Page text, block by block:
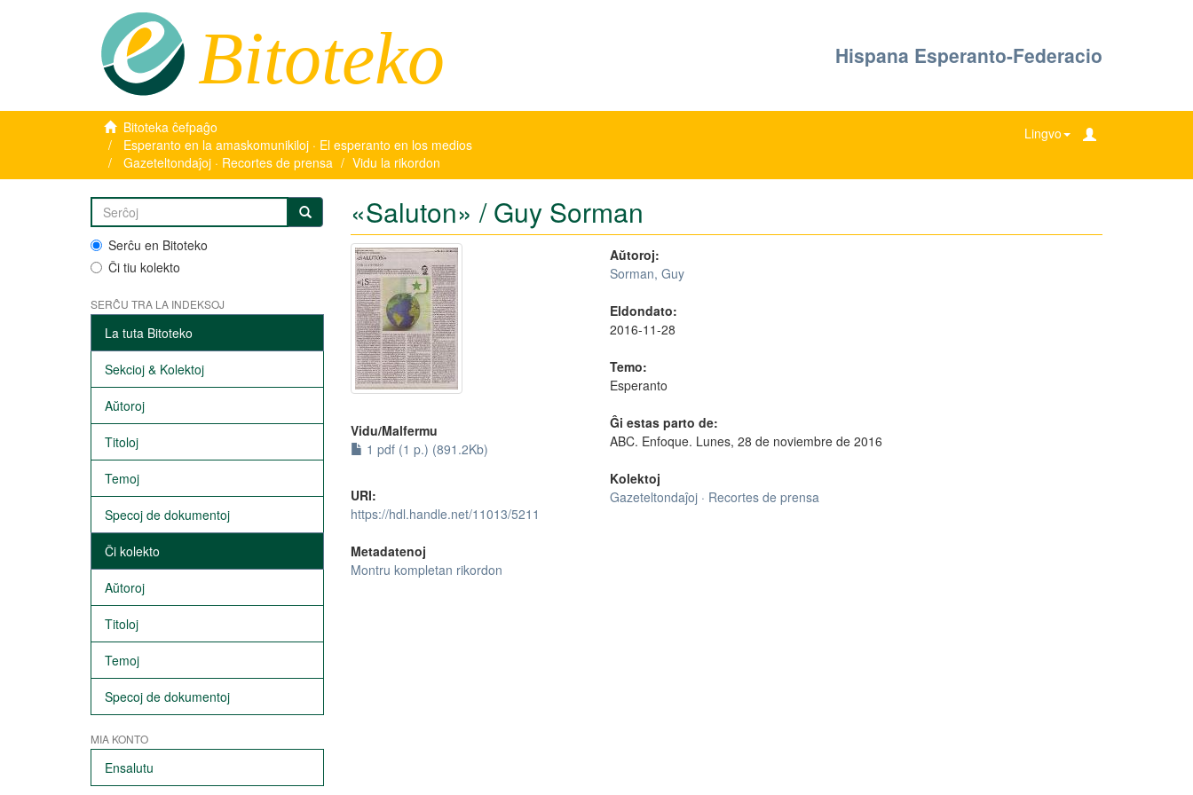
Bitoteko Hispana Esperanto-Federacio
Bitoteka ĉefpaĝo
Esperanto en la amaskomunikiloj · El esperanto en los medios
Gazeteltondaĵoj · Recortes de prensa
Vidu la rikordon
Lingvo
Serĉu en Bitoteko
Ĉi tiu kolekto
SERĈU TRA LA INDEKSOJ
La tuta Bitoteko
Sekcioj & Kolektoj
Aŭtoroj
Titoloj
Temoj
Specoj de dokumentoj
Ĉi kolekto
Aŭtoroj
Titoloj
Temoj
Specoj de dokumentoj
MIA KONTO
Ensalutu
«Saluton» / Guy Sorman
Vidu/Malfermu
1 pdf (1 p.) (891.2Kb)
URI:
https://hdl.handle.net/11013/5211
Metadatenoj
Montru kompletan rikordon
Aŭtoroj:
Sorman, Guy
Eldondato:
2016-11-28
Temo:
Esperanto
Ĝi estas parto de:
ABC. Enfoque. Lunes, 28 de noviembre de 2016
Kolektoj
Gazeteltondaĵoj · Recortes de prensa